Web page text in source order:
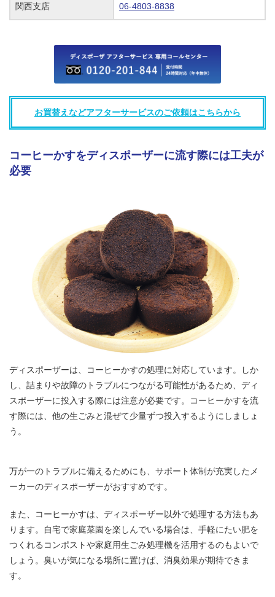
関西支店 06-4803-8838
お買替えなどアフターサービスのご依頼はこちらから
コーヒーかすをディスポーザーに流す際には工夫が
必要
ディスポーザーは、コーヒーかすの処理に対応しています。しか
し、詰まりや故障のトラブルにつながる可能性があるため、ディ
スポーザーに投入する際には注意が必要です。コーヒーかすを流
す際には、他の生ごみと混ぜて少量ずつ投入するようにしましょ
う。
万が一のトラブルに備えるためにも、サポート体制が充実したメ
ーカーのディスポーザーがおすすめです。
また、コーヒーかすは、ディスポーザー以外で処理する方法もあ
ります。自宅で家庭菜園を楽しんでいる場合は、手軽にたい肥を
つくれるコンポストや家庭用生ごみ処理機を活用するのもよいで
しょう。臭いが気になる場所に置けば、消臭効果が期待できま
す。